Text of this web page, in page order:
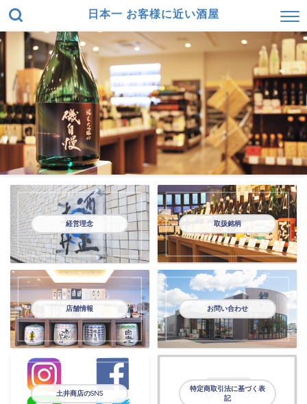
日本一 お客様に近い酒屋
経営理念 取扱銘柄
店舗情報 お問い合わせ
土井商店のSNS
特定商取引法に基づく表
記